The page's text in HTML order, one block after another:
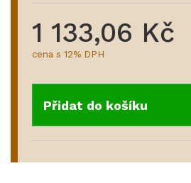
1 133,06 Kč
cena s 12% DPH
Přidat do košíku